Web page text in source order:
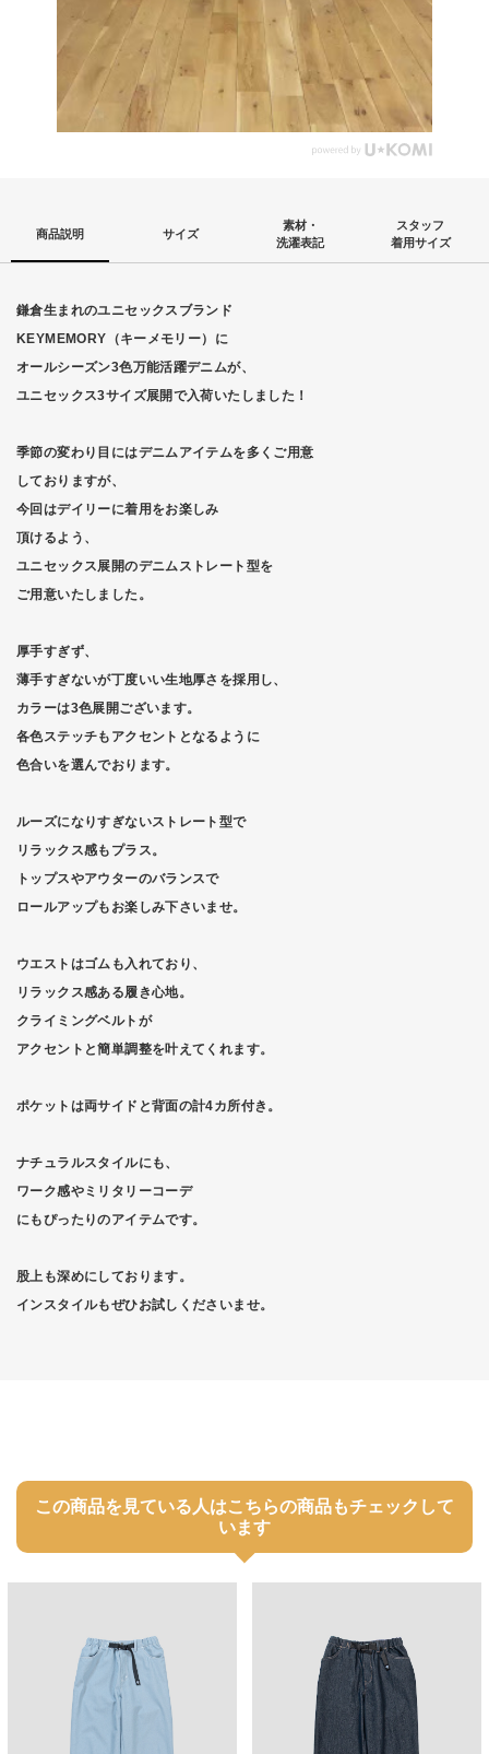
商品説明 サイズ
素材・
洗濯表記
スタッフ
着用サイズ
鎌倉生まれのユニセックスブランド
KEYMEMORY（キーメモリー）に
オールシーズン3色万能活躍デニムが、
ユニセックス3サイズ展開で入荷いたしました！
季節の変わり目にはデニムアイテムを多くご用意
しておりますが、
今回はデイリーに着用をお楽しみ
頂けるよう、
ユニセックス展開のデニムストレート型を
ご用意いたしました。
厚手すぎず、
薄手すぎないが丁度いい生地厚さを採用し、
カラーは3色展開ございます。
各色ステッチもアクセントとなるように
色合いを選んでおります。
ルーズになりすぎないストレート型で
リラックス感もプラス。
トップスやアウターのバランスで
ロールアップもお楽しみ下さいませ。
ウエストはゴムも入れており、
リラックス感ある履き心地。
クライミングベルトが
アクセントと簡単調整を叶えてくれます。
ポケットは両サイドと背面の計4カ所付き。
ナチュラルスタイルにも、
ワーク感やミリタリーコーデ
にもぴったりのアイテムです。
股上も深めにしております。
インスタイルもぜひお試しくださいませ。
この商品を見ている人はこちらの商品もチェックして
います